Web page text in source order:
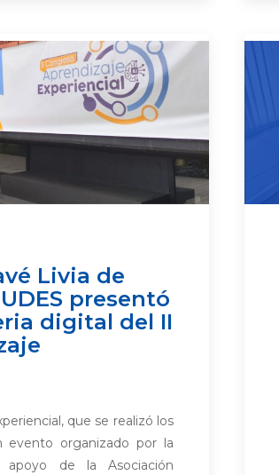
Livia de
presentó
digital del II
que se realizó los
organizado por la
de la Asociación